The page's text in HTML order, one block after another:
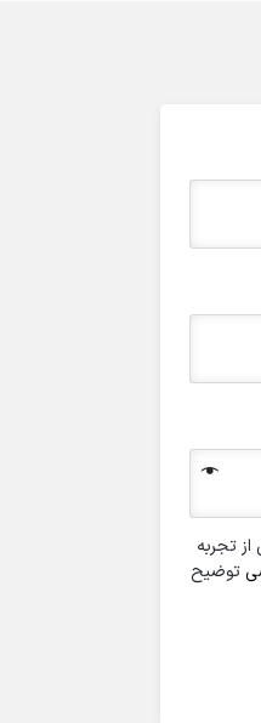
تجربه
توضیح